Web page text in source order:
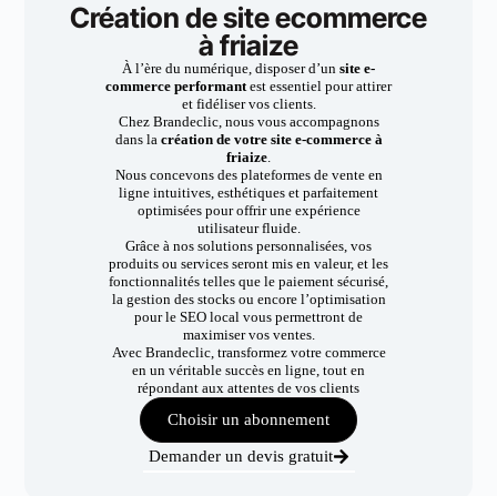
Création de site ecommerce
à friaize
À l’ère du numérique, disposer d’un site e-
commerce performantest essentiel pour attirer
et fidéliser vos clients.
Chez Brandeclic, nous vous accompagnons
dans la création de votre site e-commerce à
friaize.
Nous concevons des plateformes de vente en
ligne intuitives, esthétiques et parfaitement
optimisées pour offrir une expérience
utilisateur fluide.
Grâce à nos solutions personnalisées, vos
produits ou services seront mis en valeur, et les
fonctionnalités telles que le paiement sécurisé,
la gestion des stocks ou encore l’optimisation
pour le SEO local vous permettront de
maximiser vos ventes.
Avec Brandeclic, transformez votre commerce
en un véritable succès en ligne, tout en
répondant aux attentes de vos clients
Choisir un abonnement
Demander un devis gratuit